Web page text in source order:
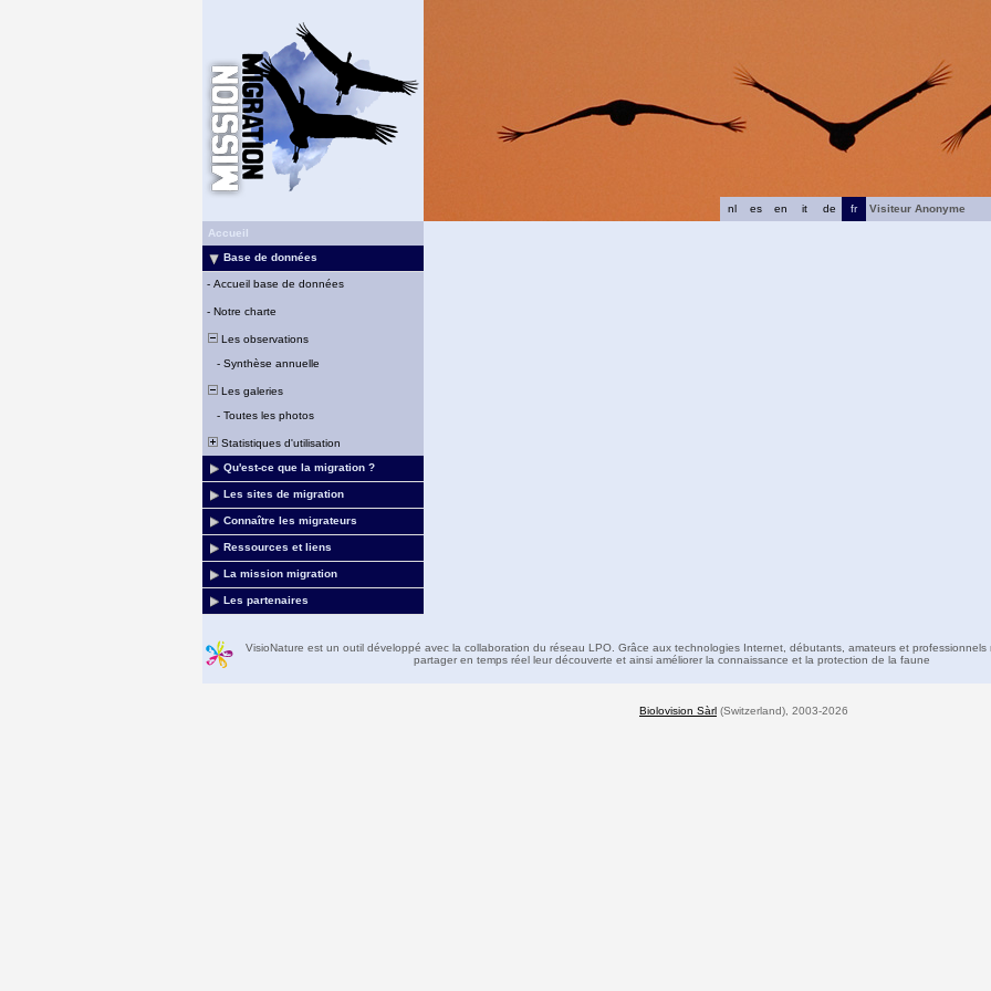
fr
de
it
en
es
nl
Visiteur Anonyme
Accueil
Base de données
- Accueil base de données
- Notre charte
Les observations
- Synthèse annuelle
Les galeries
- Toutes les photos
Statistiques d'utilisation
Qu'est-ce que la migration ?
Les sites de migration
Connaître les migrateurs
Ressources et liens
La mission migration
Les partenaires
VisioNature est un outil développé avec la collaboration du réseau LPO. Grâce aux technologies Internet, débutants, amateurs et professionnels
partager en temps réel leur découverte et ainsi améliorer la connaissance et la protection de la faune
Biolovision Sàrl (Switzerland), 2003-2026